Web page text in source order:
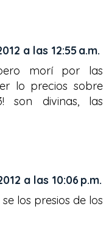
a las 12:55 a.m.
morí por las
lo precios sobre
son divinas, las
a las 10:06 p.m.
los presios de los